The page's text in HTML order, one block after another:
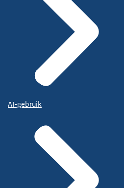
AI-gebruik